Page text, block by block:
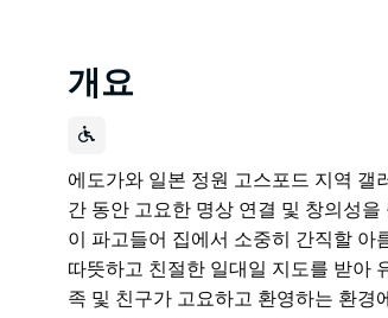
개요
에도가와 일본 정원 고스포드 지역 갤
간 동안 고요한 명상 연결 및 창의성
이 파고들어 집에서 소중히 간직할 아
따뜻하고 친절한 일대일 지도를 받아
족 및 친구가 고요하고 환영하는 환경